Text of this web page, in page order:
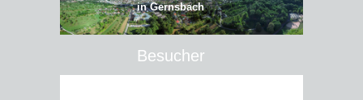
in Gernsbach
Besucher